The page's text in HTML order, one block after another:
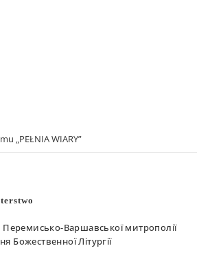
„PEŁNIA WIARY”
Перемисько-Варшавської митрополії
Божественної Літургії